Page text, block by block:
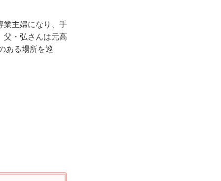
業主婦になり、手
父・弘さんは元高
ある場所を巡